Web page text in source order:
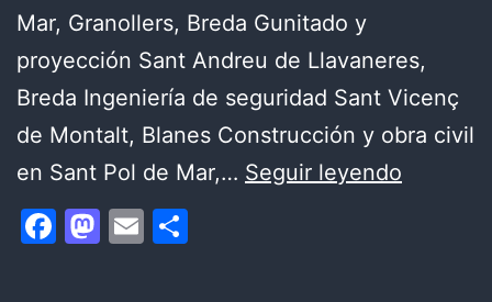
Mar, Granollers, Breda Gunitado y
proyección Sant Andreu de Llavaneres,
Breda Ingeniería de seguridad Sant Vicenç
de Montalt, Blanes Construcción y obra civil
en Sant Pol de Mar,… Seguir leyendo
Facebook
Mastodon
Email